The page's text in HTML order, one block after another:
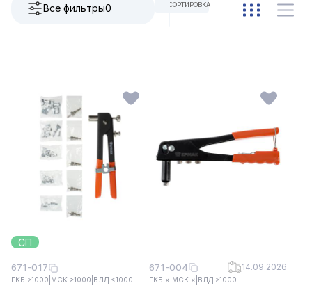
Все фильтры0
СОРТИРОВКА
СП
671-017
ЕКБ >1000 МСК >1000 ВЛД <1000
671-004 14.09.2026
ЕКБ × МСК × ВЛД >1000